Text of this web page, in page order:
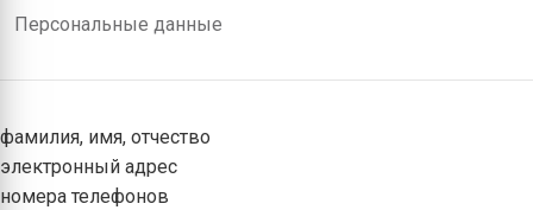
Персональные данные
фамилия, имя, отчество
электронный адрес
номера телефонов